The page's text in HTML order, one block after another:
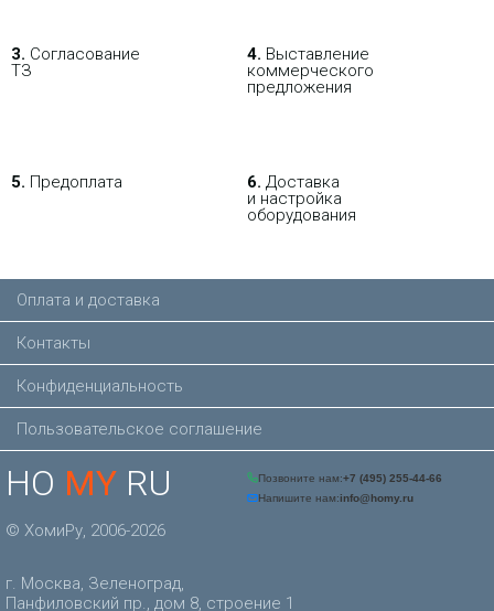
3. Согласование
ТЗ
4. Выставление
коммерческого
предложения
5. Предоплата 6. Доставка
и настройка
оборудования
HO MY RU
© ХомиРу, 2006-2026
г. Москва, Зеленоград,
Панфиловский пр., дом 8, строение 1
Оплата и доставка
Контакты
Конфиденциальность
Пользовательское соглашение